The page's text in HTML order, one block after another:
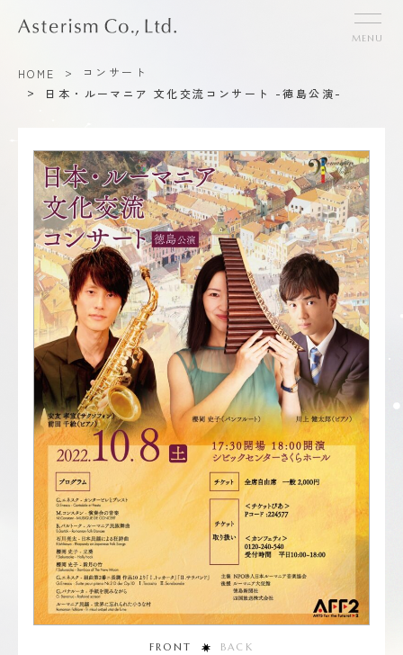
HOME >
コンサート
>
日本・ルーマニア 文化交流コンサート -徳島公演-
FRONT BACK